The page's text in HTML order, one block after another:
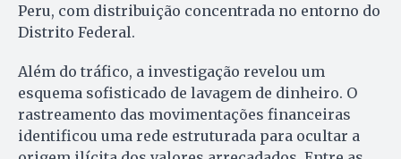
Peru, com distribuição concentrada no entorno do
Distrito Federal.
Além do tráfico, a investigação revelou um
esquema sofisticado de lavagem de dinheiro. O
rastreamento das movimentações financeiras
identificou uma rede estruturada para ocultar a